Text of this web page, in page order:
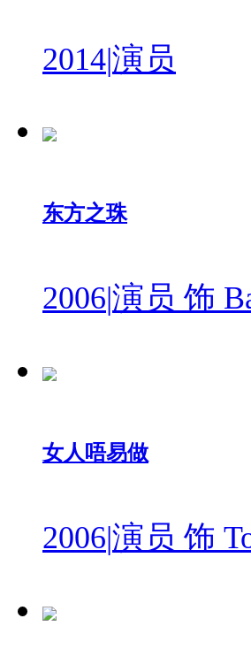
2014|演员
东方之珠
2006|演员 饰
女人唔易做
2006|演员 饰